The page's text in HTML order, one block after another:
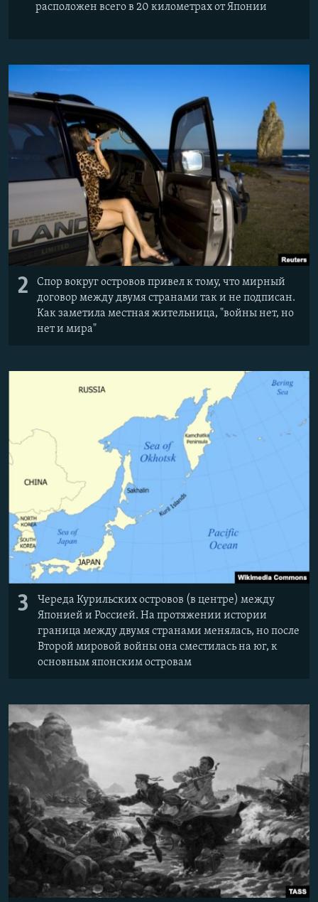
расположен всего в 20 километрах от Японии
2
Спор вокруг островов привел к тому, что мирный
договор между двумя странами так и не подписан.
Как заметила местная жительница, "войны нет, но
нет и мира"
3
Череда Курильских островов (в центре) между
Японией и Россией. На протяжении истории
граница между двумя странами менялась, но после
Второй мировой войны она сместилась на юг, к
основным японским островам